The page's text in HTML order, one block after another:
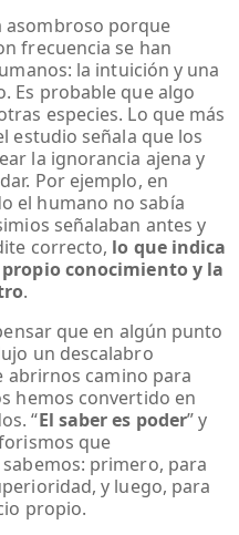
asombroso porque
frecuencia se han
la intuición y una
Es probable que algo
especies. Lo que más
estudio señala que los
la ignorancia ajena y
Por ejemplo, en
el humano no sabía
señalaban antes y
correcto, lo que indica
conocimiento y la
.
que en algún punto
un descalabro
abrirnos camino para
hemos convertido en
“El saber es poder” y
que
primero, para
y luego, para
propio.